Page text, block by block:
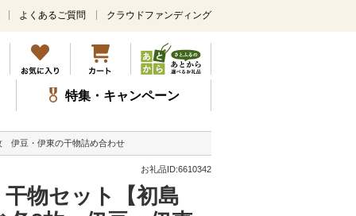
メ
ン
コ
ン
テ
ツ
に
ッ
プ
よくあるご質問 クラウドファンディング
特集・キャンペーン
伊豆・伊東の干物詰め合わせ
お礼品ID:6610342
干物セット【初島